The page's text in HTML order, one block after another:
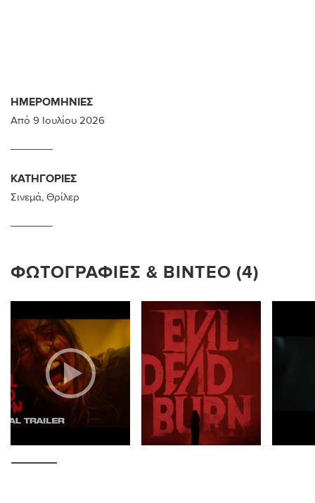
ΗΜΕΡΟΜΗΝΊΕΣ
Από 9 Ιουλίου 2026
ΚΑΤΗΓΟΡΊΕΣ
Σινεμά, Θρίλερ
ΦΩΤΟΓΡΑΦΊΕΣ & ΒΊΝΤΕΟ (4)